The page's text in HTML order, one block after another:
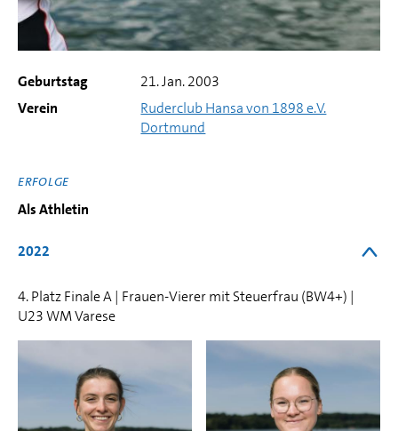
Geburtstag
21. Jan. 2003
Verein
Ruderclub Hansa von 1898 e.V.
Dortmund
ERFOLGE
Als Athletin
2022
4. Platz Finale A | Frauen-Vierer mit Steuerfrau (BW4+) |
U23 WM Varese